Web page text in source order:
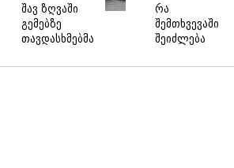
შავ ზღვაში
გემებზე
თავდასხმებმა
უკრაინის
რა
შემთხვევაში
შეიძლება
მშობელს